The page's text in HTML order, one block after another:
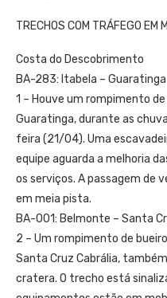
TRECHOS COM TRÁFEGO EM
Costa do Descobrimento
BA-283: Itabela – Guaratinga
1 – Houve um rompimento
Guaratinga, durante as
feira (21/04). Uma
equipe aguarda a melhoria
os serviços. A passagem de
em meia pista.
BA-001: Belmonte – Santa
2 – Um rompimento de
Santa Cruz Cabrália,
cratera. O trecho está